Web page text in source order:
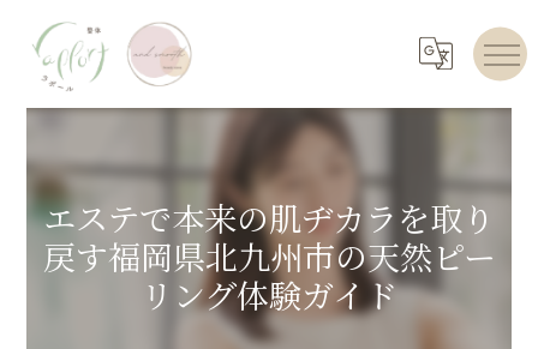
エステで本来の肌ヂカラを取り
戻す福岡県北九州市の天然ピー
リング体験ガイド